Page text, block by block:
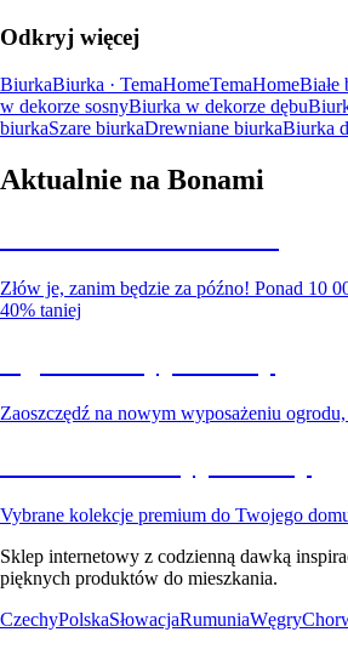
Odkryj więcej
BiurkaBiurka · TemaHomeTemaHomeBiałe
w dekorze sosnyBiurka w dekorze dębu
biurkaSzare biurkaDrewniane biurkaBiurka
Aktualnie na Bonami
Złów je, zanim będzie za późno! Ponad 10
40% taniej
Zaoszczędź na nowym wyposażeniu
Vybrane kolekcje premium do Twojego
Sklep internetowy z codzienną dawką
pięknych produktów do mieszkania.
CzechyPolskaSłowacjaRumuniaWęgry